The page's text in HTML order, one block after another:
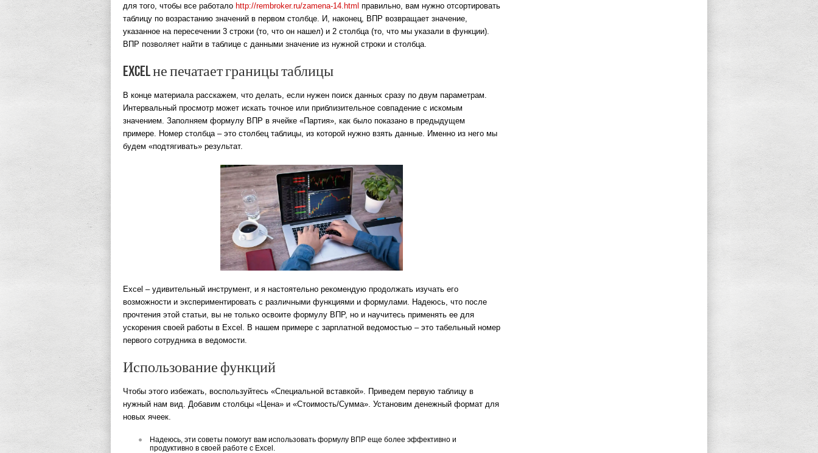
для того, чтобы все работало http://rembroker.ru/zamena-14.html правильно, вам нужно отсортировать
таблицу по возрастанию значений в первом столбце. И, наконец, ВПР возвращает значение,
указанное на пересечении 3 строки (то, что он нашел) и 2 столбца (то, что мы указали в функции).
ВПР позволяет найти в таблице с данными значение из нужной строки и столбца.
Excel не печатает границы таблицы
В конце материала расскажем, что делать, если нужен поиск данных сразу по двум параметрам.
Интервальный просмотр может искать точное или приблизительное совпадение с искомым
значением. Заполняем формулу ВПР в ячейке «Партия», как было показано в предыдущем
примере. Номер столбца – это столбец таблицы, из которой нужно взять данные. Именно из него мы
будем «подтягивать» результат.
Excel – удивительный инструмент, и я настоятельно рекомендую продолжать изучать его
возможности и экспериментировать с различными функциями и формулами. Надеюсь, что после
прочтения этой статьи, вы не только освоите формулу ВПР, но и научитесь применять ее для
ускорения своей работы в Excel. В нашем примере с зарплатной ведомостью – это табельный номер
первого сотрудника в ведомости.
Использование функций
Чтобы этого избежать, воспользуйтесь «Специальной вставкой». Приведем первую таблицу в
нужный нам вид. Добавим столбцы «Цена» и «Стоимость/Сумма». Установим денежный формат для
новых ячеек.
Надеюсь, эти советы помогут вам использовать формулу ВПР еще более эффективно и
продуктивно в своей работе с Excel.